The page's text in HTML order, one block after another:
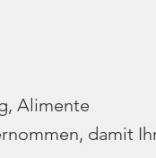
Alimente
damit